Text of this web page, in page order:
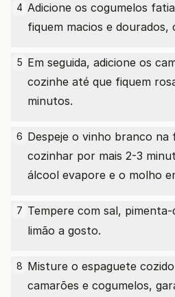
4 Adicione os cogumelos
fiquem macios e dourados,
5 Em seguida, adicione os
cozinhe até que fiquem
minutos.
6 Despeje o vinho branco na
cozinhar por mais 2-3
álcool evapore e o molho
7 Tempere com sal,
limão a gosto.
8 Misture o espaguete
camarões e cogumelos,